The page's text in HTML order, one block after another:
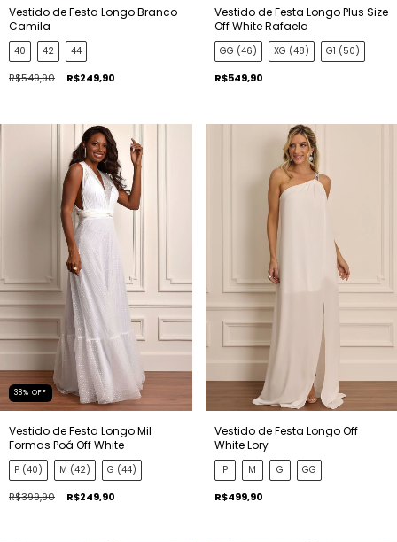
Vestido de Festa Longo Branco
Camila
40 42 44
R$549,90 R$249,90
Vestido de Festa Longo Plus Size
Off White Rafaela
GG (46) XG (48) G1 (50)
R$549,90
38% OFF
Vestido de Festa Longo Mil
Formas Poá Off White
P (40) M (42) G (44)
R$399,90 R$249,90
Vestido de Festa Longo Off
White Lory
P M G GG
R$499,90